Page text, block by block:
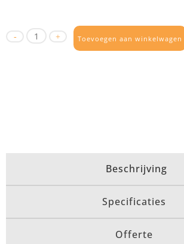
Toevoegen aan winkelwagen
Beschrijving
Specificaties
Offerte